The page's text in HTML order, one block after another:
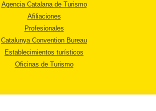
Agencia Catalana de Turismo
Afiliaciones
Profesionales
Catalunya Convention Bureau
Establecimientos turísticos
Oficinas de Turismo